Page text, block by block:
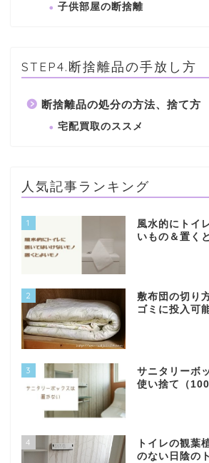
子供部屋の断捨離
STEP4.断捨離品の手放し方
断捨離品の処分の方法、捨て方
宅配買取のススメ
人気記事ランキング
1
風水的にトイ
いもの＆置く
2
敷布団の切り
ゴミに投入可
3
サニタリーボ
使い捨て（
4
トイレの観葉
のない日陰の